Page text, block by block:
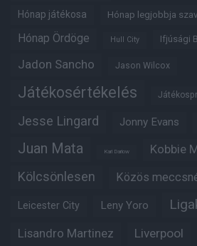
Hónap játékosa Hónap legjobbja
Hónap Ördöge Hull City Ifjúsági
Jadon Sancho Jason Wilcox
Játékosértékelés
Jesse Lingard Jonny Evans
Juan Mata Karl Darlow Kobbie
Kölcsönlesen Közös
Leicester City Leny Yoro
Lisandro Martinez Liverpool